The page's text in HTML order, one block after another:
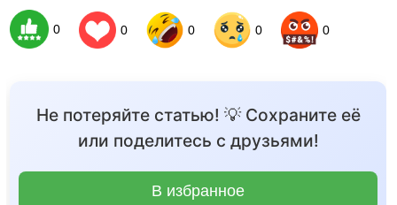
0 0 0 0 0
Не потеряйте статью! 💡 Сохраните её
или поделитесь с друзьями!
В избранное